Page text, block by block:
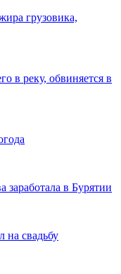
грузовика,
в реку, обвиняется в
заработала в Бурятии
на свадьбу